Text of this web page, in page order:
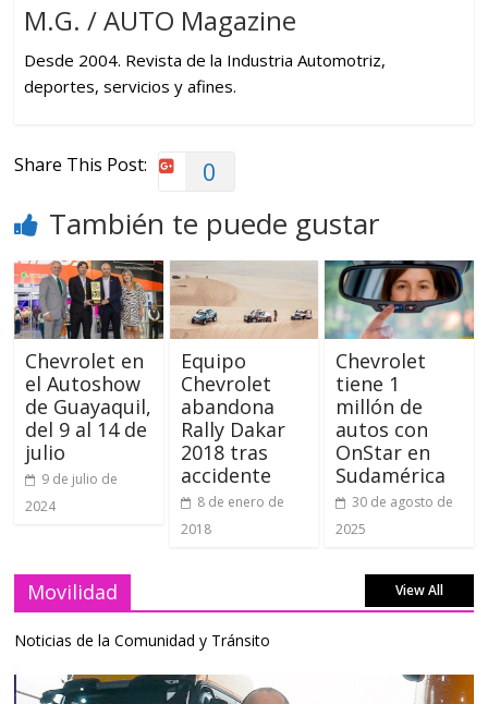
M.G. / AUTO Magazine
Desde 2004. Revista de la Industria Automotriz,
deportes, servicios y afines.
Share This Post: 0
También te puede gustar
Chevrolet en
el Autoshow
de Guayaquil,
del 9 al 14 de
julio
9 de julio de
2024
Equipo
Chevrolet
abandona
Rally Dakar
2018 tras
accidente
8 de enero de
2018
Chevrolet
tiene 1
millón de
autos con
OnStar en
Sudamérica
30 de agosto de
2025
Movilidad View All
Noticias de la Comunidad y Tránsito